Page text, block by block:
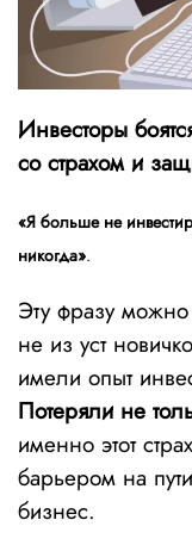
Инвесторы
со страхом и
«Я больше не
никогда».
Эту фразу
не из уст
имели опыт
Потеряли не
именно этот
барьером на
бизнес.